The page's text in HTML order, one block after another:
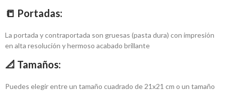
📒 Portadas:
La portada y contraportada son gruesas (pasta dura) con impresión
en alta resolución y hermoso acabado brillante
📐 Tamaños:
Puedes elegir entre un tamaño cuadrado de 21x21 cm o un tamaño